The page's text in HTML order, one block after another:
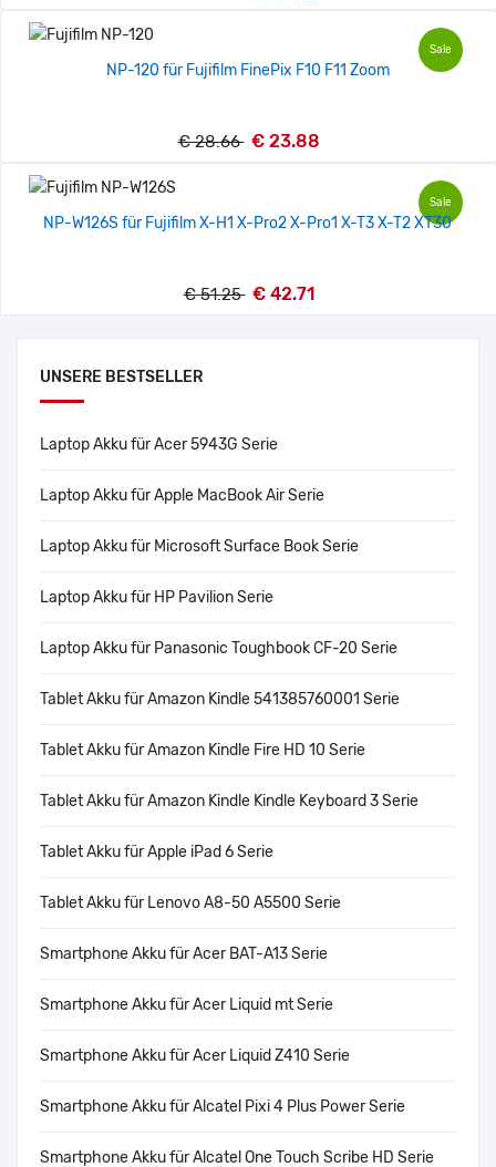
UNSERE BESTSELLER
Laptop Akku für Acer 5943G Serie
Laptop Akku für Apple MacBook Air Serie
Laptop Akku für Microsoft Surface Book Serie
Laptop Akku für HP Pavilion Serie
Laptop Akku für Panasonic Toughbook CF-20 Serie
Tablet Akku für Amazon Kindle 541385760001 Serie
Tablet Akku für Amazon Kindle Fire HD 10 Serie
Tablet Akku für Amazon Kindle Kindle Keyboard 3 Serie
Tablet Akku für Apple iPad 6 Serie
Tablet Akku für Lenovo A8-50 A5500 Serie
Smartphone Akku für Acer BAT-A13 Serie
Smartphone Akku für Acer Liquid mt Serie
Smartphone Akku für Acer Liquid Z410 Serie
Smartphone Akku für Alcatel Pixi 4 Plus Power Serie
Smartphone Akku für Alcatel One Touch Scribe HD Serie
Sale
NP-120 für Fujifilm FinePix F10 F11 Zoom
€ 28.66 € 23.88
Sale
NP-W126S für Fujifilm X-H1 X-Pro2 X-Pro1 X-T3 X-T2 XT30
€ 51.25 € 42.71